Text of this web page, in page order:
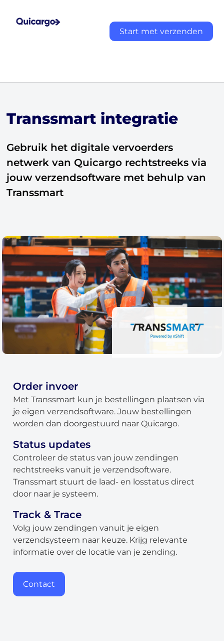
Start met verzenden
About
platform
Transsmart integratie
Gebruik het digitale vervoerders
netwerk van Quicargo rechtstreeks via
jouw verzendsoftware met behulp van
Transsmart
Order invoer
Met Transsmart kun je bestellingen plaatsen via
je eigen verzendsoftware. Jouw bestellingen
worden dan doorgestuurd naar Quicargo.
Status updates
Controleer de status van jouw zendingen
rechtstreeks vanuit je verzendsoftware.
Transsmart stuurt de laad- en losstatus direct
door naar je systeem.
Track & Trace
Volg jouw zendingen vanuit je eigen
verzendsysteem naar keuze. Krijg relevante
informatie over de locatie van je zending.
Contact